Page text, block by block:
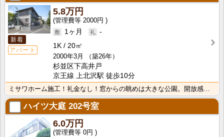
新着
アパート
5.8万円
2000円
1ヶ月
-
1K
20㎡
2000年3月
（築26年）
杉並区下高井戸
京王線 上北沢駅 徒歩10分
ハイツ大庭 202号室
6.0万円
0円